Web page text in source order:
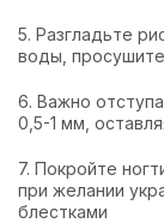
5. Разгладьте
воды, просушите
6. Важно
0,5-1 мм,
7. Покройте
при желании
блестками